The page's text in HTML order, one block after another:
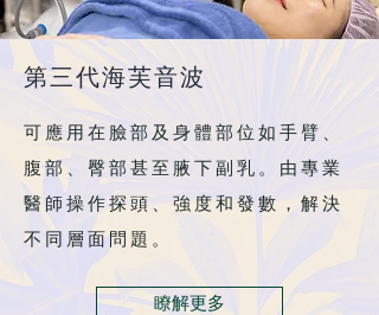
第三代海芙音波
可應用在臉部及身體部位如手臂、
腹部、臀部甚至腋下副乳。由專業
醫師操作探頭、強度和發數，解決
不同層面問題。
瞭解更多